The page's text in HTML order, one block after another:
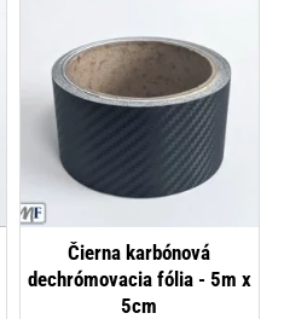
Čierna karbónová
dechrómovacia fólia - 5m x
5cm